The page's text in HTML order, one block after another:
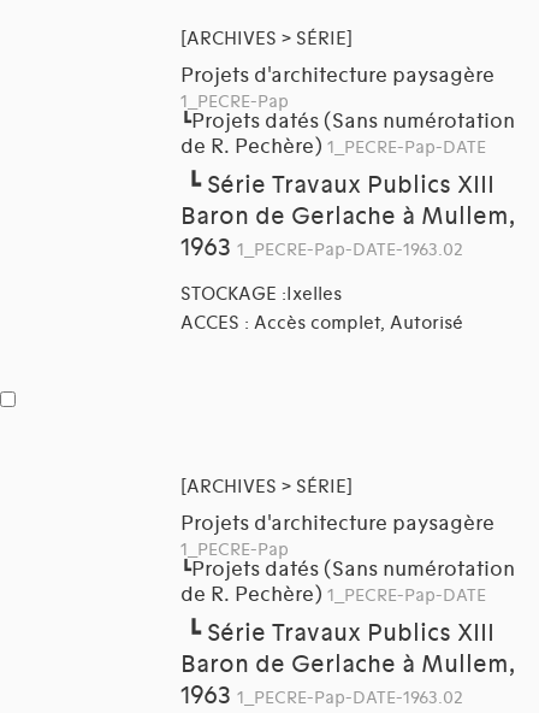
[ARCHIVES > SÉRIE]
Projets d'architecture paysagère
1_PECRE-Pap
┗Projets datés (Sans numérotation
de R. Pechère) 1_PECRE-Pap-DATE
┗ Série Travaux Publics XIII
Baron de Gerlache à Mullem,
1963 1_PECRE-Pap-DATE-1963.02
STOCKAGE :Ixelles
ACCES : Accès complet, Autorisé
[ARCHIVES > SÉRIE]
Projets d'architecture paysagère
1_PECRE-Pap
┗Projets datés (Sans numérotation
de R. Pechère) 1_PECRE-Pap-DATE
┗ Série Travaux Publics XIII
Baron de Gerlache à Mullem,
1963 1_PECRE-Pap-DATE-1963.02